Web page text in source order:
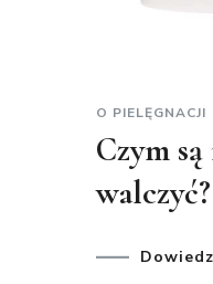
O PIELĘGNACJI
Czym
walczyć?